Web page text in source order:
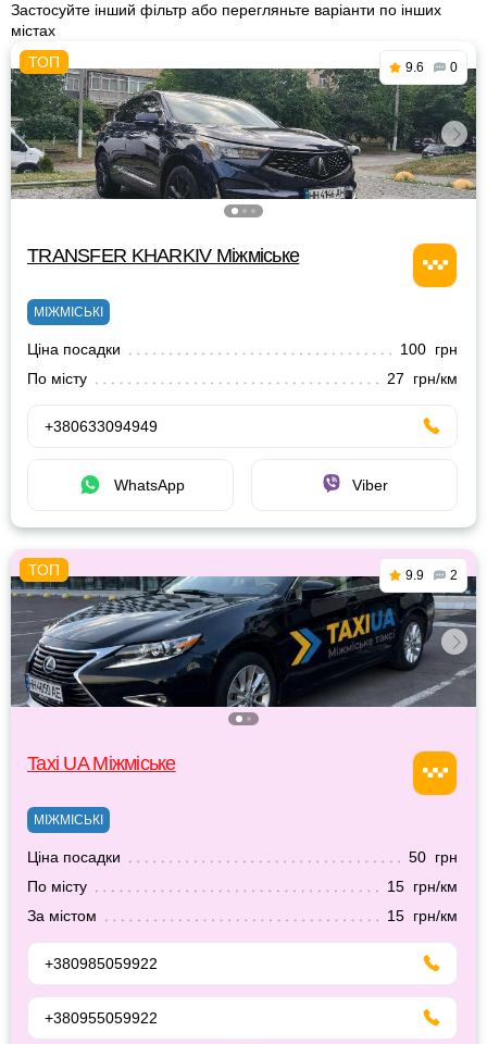
Застосуйте інший фільтр або перегляньте варіанти по інших
містах
9.6 0
TRANSFER KHARKIV Міжміське
МІЖМІСЬКІ
Ціна посадки
100 грн
По місту
27 грн/км
+380633094949
WhatsApp Viber
9.9 2
Taxi UA Міжміське
МІЖМІСЬКІ
Ціна посадки
50 грн
По місту
15 грн/км
За містом
15 грн/км
+380985059922
+380955059922